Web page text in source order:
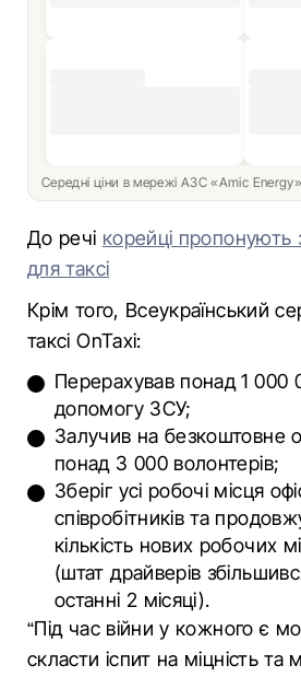
Середні ціни в мережі АЗС «Amic
До речі корейці пропонують
для таксі
Крім того, Всеукраїнський
таксі OnTaxі:
Перерахував понад 1 000
допомогу ЗСУ;
Залучив на безкоштовне
понад 3 000 волонтерів;
Зберіг усі робочі місця
співробітників та
кількість нових робочих
(штат драйверів
останні 2 місяці).
“Під час війни у кожного є
скласти іспит на міцність